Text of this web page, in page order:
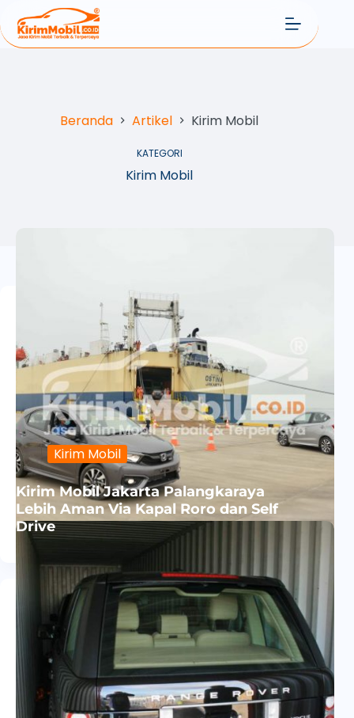
Beranda Artikel Kirim Mobil
KATEGORI
Kirim Mobil
Kirim Mobil
Kirim Mobil Jakarta Palangkaraya
Lebih Aman Via Kapal Roro dan Self
Drive